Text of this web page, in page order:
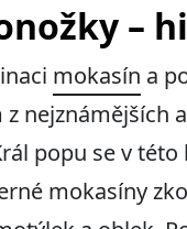
–
mokasín a
nejznámějších
popu se v
mokasíny